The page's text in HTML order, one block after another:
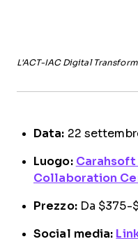
L'ACT-IAC Digital
Data: 22
Luogo:
Collaboration
Prezzo:Da $375-
Social media: